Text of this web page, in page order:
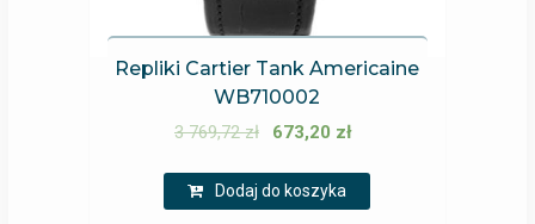
Repliki Cartier Tank Americaine
WB710002
3 769,72zł 673,20 zł
Dodaj do koszyka